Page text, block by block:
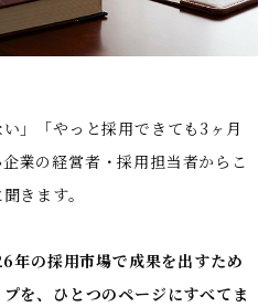
い」「やっと採用できても3ヶ月
業の経営者・採用担当者からこ
きます。
年の採用市場で成果を出すため
を、ひとつのページにすべてま